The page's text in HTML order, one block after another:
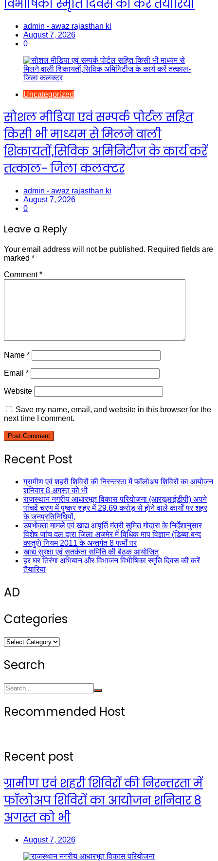
विभीषिका स्मृति दिवस की करें तैयारियां
admin - awaz rajasthan ki
August 7, 2026
0
Uncategorized
सोशल मीडिया एवं सम्पर्क पोर्टल सहित
किसी भी माध्यम से मिलने वाली
शिकायतों,सिविक अमिनिटीज के कार्य करें
तत्काल- जिला कलक्टर
admin - awaz rajasthan ki
August 7, 2026
0
Leave a Reply
Your email address will not be published. Required fields are
marked *
Comment*
Name *
Email *
Website
Save my name, email, and website in this browser for the
next time I comment.
Recent Post
ग्रामीण एवं शहरी शिविरों की निरन्तरता में फॉलोअप शिविरों का आयोजन
शनिवार 8 अगस्त को भी
राजस्थान नगरीय आधारभूत विकास परियोजना (आरयूआईडीपी) अपने
पांचवें चरण में पुष्कर शहर में 29.69 करोड़ से होने वाले कार्यों पर शहर
के जनप्रतिनिधियों,
उपभोक्ता मामले एवं खाद्य आपूर्ति मंत्री सुमित गोदारा के निर्देशानुसार
विशेष जांच दल द्वारा जिला अजमेर में विधिक माप विज्ञान (डिब्बा बन्द
क्स्तुएं) नियम 2011 के अन्तर्गत 8 फर्मों पर
खाद्य सुरक्षा एवं सतर्कता समिति की बैठक आयोजित
हर घर तिरंगा अभियान और विभाजन विभीषिका स्मृति दिवस की करें
तैयारियां
AD
Categories
Categories
Search
Recommended Host
Recent post
ग्रामीण एवं शहरी शिविरों की निरन्तरता में
फॉलोअप शिविरों का आयोजन शनिवार 8
अगस्त को भी
August 7, 2026